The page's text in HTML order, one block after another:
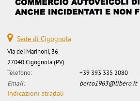
Sede di Cigognola
Via dei Marinoni, 36
27040 Cigognola (PV)
Telefono:
+39 393 335 2080
Email:
berto1963@libero.it
Indicazioni stradali